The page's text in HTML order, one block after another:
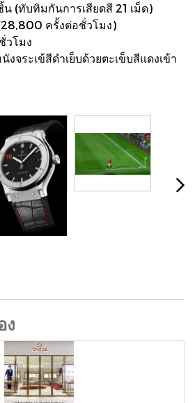
ทับทิมกันการเสียดสี 21 เม็ด)
ครั้งต่อชั่วโมง)
วโมง
ะเข้สีดำเย็บด้วยตะเข็บสีแดงเข้า
ง